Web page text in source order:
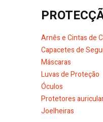
Arnês e
Capacetes de
Máscaras
Luvas de Proteção
Óculos
Protetores
Joelheiras